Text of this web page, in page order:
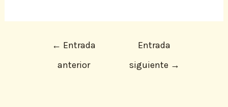
← Entrada
anterior
Entrada
siguiente →